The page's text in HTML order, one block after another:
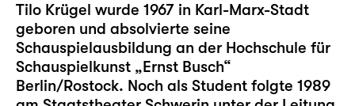
Tilo Krügel wurde 1967 in Karl-Marx-Stadt
geboren und absolvierte seine
Schauspielausbildung an der Hochschule für
Schauspielkunst „Ernst Busch“
Berlin/Rostock. Noch als Student folgte 1989